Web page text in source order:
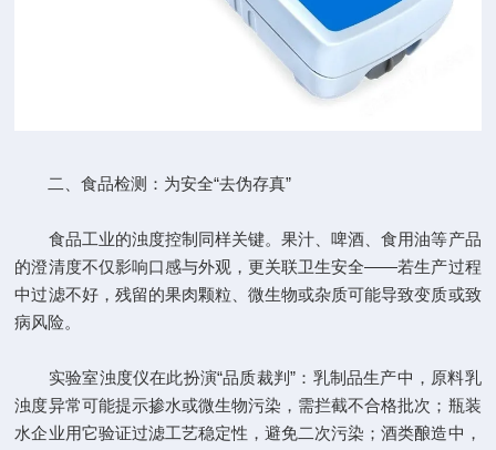
二、食品检测：为安全“去伪存真”
食品工业的浊度控制同样关键。果汁、啤酒、食用油等产品
的澄清度不仅影响口感与外观，更关联卫生安全——若生产过程
中过滤不好，残留的果肉颗粒、微生物或杂质可能导致变质或致
病风险。
实验室浊度仪在此扮演“品质裁判”：乳制品生产中，原料乳
浊度异常可能提示掺水或微生物污染，需拦截不合格批次；瓶装
水企业用它验证过滤工艺稳定性，避免二次污染；酒类酿造中，